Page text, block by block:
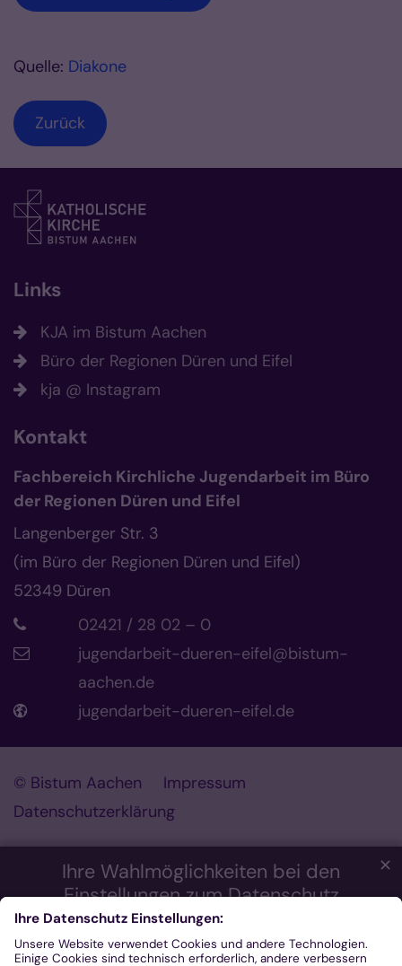
Ihre Wahlmöglichkeiten bei den
Einstellungen zum Datenschutz
Wir möchten Ihnen ein optimales Webseiten-Erlebnis bieten.
Dazu verwenden wir Cookies, die für das Funktionieren unserer
Website notwendig sind. Mit Ihrer Zustimmung verwenden wir
✕
Quelle: Diakone
Zurück
Links
KJA im Bistum Aachen
Büro der Regionen Düren und Eifel
kja @ Instagram
Kontakt
Fachbereich Kirchliche Jugendarbeit im Büro
der Regionen Düren und Eifel
Langenberger Str. 3
(im Büro der Regionen Düren und Eifel)
52349 Düren
02421 / 28 02 – 0
jugendarbeit-dueren-eifel@bistum-
aachen.de
jugendarbeit-dueren-eifel.de
© Bistum Aachen
Impressum
Datenschutzerklärung